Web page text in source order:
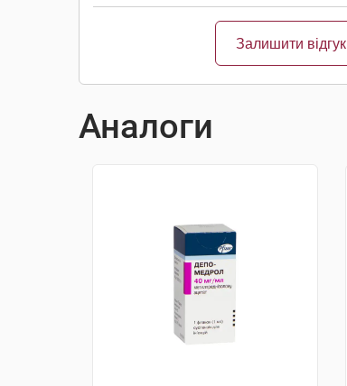
Залишити відгук
Аналоги